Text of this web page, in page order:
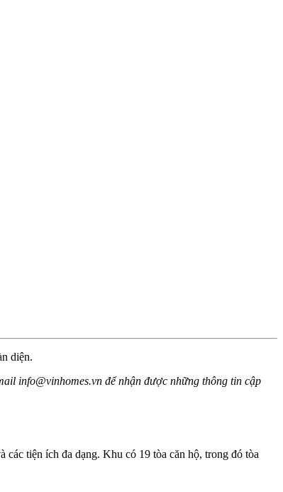
diện.
info@vinhomes.vn để nhận được những thông tin cập
tiện ích đa dạng. Khu có 19 tòa căn hộ, trong đó tòa